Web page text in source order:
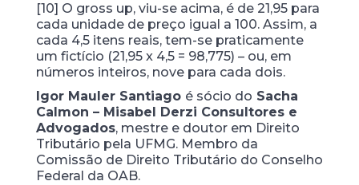
[10] O gross up, viu-se acima, é de 21,95 para
cada unidade de preço igual a 100. Assim, a
cada 4,5 itens reais, tem-se praticamente
um fictício (21,95 x 4,5 = 98,775) – ou, em
números inteiros, nove para cada dois.
Igor Mauler Santiago é sócio do Sacha
Calmon – Misabel Derzi Consultores e
Advogados, mestre e doutor em Direito
Tributário pela UFMG. Membro da
Comissão de Direito Tributário do Conselho
Federal da OAB.